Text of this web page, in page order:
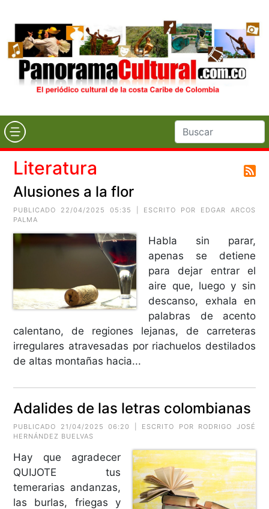
Literatura
Alusiones a la flor
PUBLICADO 22/04/2025 05:35 | ESCRITO POR EDGAR ARCOS
PALMA
Habla sin parar,
apenas se detiene
para dejar entrar el
aire que, luego y sin
descanso, exhala en
palabras de acento
calentano, de regiones lejanas, de carreteras
irregulares atravesadas por riachuelos destilados
de altas montañas hacia...
Adalides de las letras colombianas
PUBLICADO 21/04/2025 06:20 | ESCRITO POR RODRIGO JOSÉ
HERNÁNDEZ BUELVAS
Hay que agradecer
QUIJOTE tus
temerarias andanzas,
las burlas, friegas y